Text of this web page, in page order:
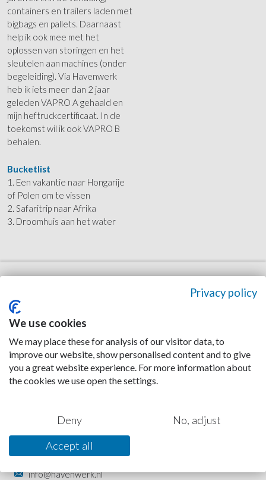
containers en trailers laden met
bigbags en pallets. Daarnaast
help ik ook mee met het
oplossen van storingen en het
sleutelen aan machines (onder
begeleiding). Via Havenwerk
heb ik iets meer dan 2 jaar
geleden VAPRO A gehaald en
mijn heftruckcertificaat. In de
toekomst wil ik ook VAPRO B
behalen.
Bucketlist
1. Een vakantie naar Hongarije
of Polen om te vissen
2. Safaritrip naar Afrika
3. Droomhuis aan het water
Wij zijn 24/7 bereikbaar!
WhatsApp
Engelandweg 33
4389 PC Ritthem
info@havenwerk.nl
Privacy policy
We use cookies
We may place these for analysis of our visitor data, to
improve our website, show personalised content and to give
you a great website experience. For more information about
the cookies we use open the settings.
Deny
No, adjust
Accept all